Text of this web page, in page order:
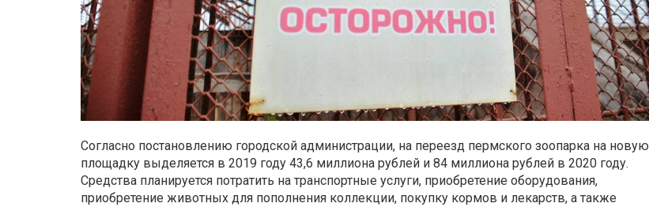
Согласно постановлению городской администрации, на переезд пермского зоопарка на новую
площадку выделяется в 2019 году 43,6 миллиона рублей и 84 миллиона рублей в 2020 году.
Средства планируется потратить на транспортные услуги, приобретение оборудования,
приобретение животных для пополнения коллекции, покупку кормов и лекарств, а также